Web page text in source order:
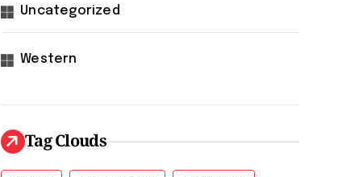
Uncategorized
Western
Tag Clouds